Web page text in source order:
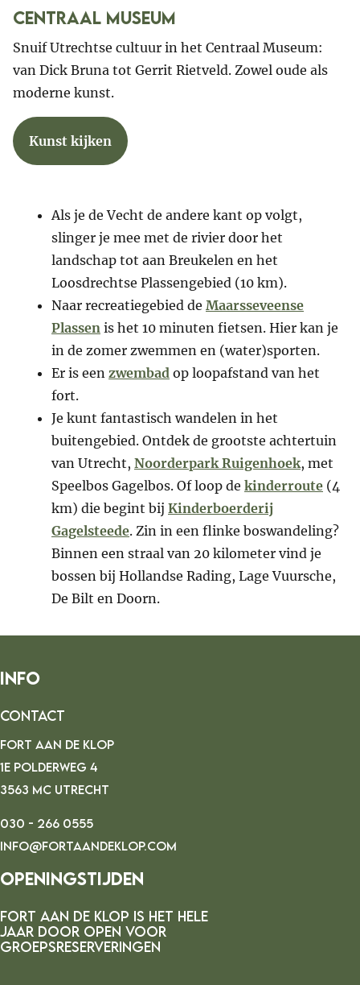
Centraal museum
Snuif Utrechtse cultuur in het Centraal Museum:
van Dick Bruna tot Gerrit Rietveld. Zowel oude als
moderne kunst.
Kunst kijken
Als je de Vecht de andere kant op volgt,
slinger je mee met de rivier door het
landschap tot aan Breukelen en het
Loosdrechtse Plassengebied (10 km).
Naar recreatiegebied de Maarsseveense
Plassen is het 10 minuten fietsen. Hier kan je
in de zomer zwemmen en (water)sporten.
Er is een zwembad op loopafstand van het
fort.
Je kunt fantastisch wandelen in het
buitengebied. Ontdek de grootste achtertuin
van Utrecht, Noorderpark Ruigenhoek, met
Speelbos Gagelbos. Of loop de kinderroute (4
km) die begint bij Kinderboerderij
Gagelsteede. Zin in een flinke boswandeling?
Binnen een straal van 20 kilometer vind je
bossen bij Hollandse Rading, Lage Vuursche,
De Bilt en Doorn.
Info
Contact
FORT AAN DE KLOP
1E POLDERWEG 4
3563 MC UTRECHT
030 - 266 0555
INFO@FORTAANDEKLOP.COM
Openingstijden
FORT AAN DE kLOP IS HET HELE
JAAR DOOR OPEN VOOR
GROEPSRESERVERINGEN